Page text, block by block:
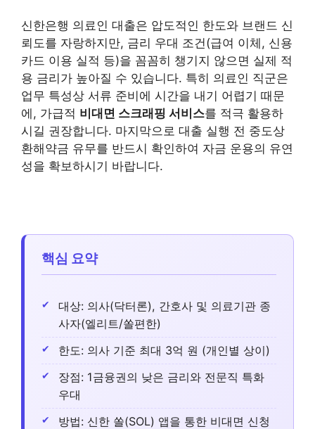
신한은행 의료인 대출은 압도적인 한도와 브랜드 신
뢰도를 자랑하지만, 금리 우대 조건(급여 이체, 신용
카드 이용 실적 등)을 꼼꼼히 챙기지 않으면 실제 적
용 금리가 높아질 수 있습니다. 특히 의료인 직군은
업무 특성상 서류 준비에 시간을 내기 어렵기 때문
에, 가급적 비대면 스크래핑 서비스를 적극 활용하
시길 권장합니다. 마지막으로 대출 실행 전 중도상
환해약금 유무를 반드시 확인하여 자금 운용의 유연
성을 확보하시기 바랍니다.
핵심 요약
대상: 의사(닥터론), 간호사 및 의료기관 종
사자(엘리트/쏠편한)
한도: 의사 기준 최대 3억 원 (개인별 상이)
장점: 1금융권의 낮은 금리와 전문직 특화
우대
방법: 신한 쏠(SOL) 앱을 통한 비대면 신청